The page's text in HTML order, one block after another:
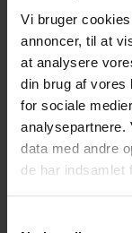
Vi bruger
annoncer, til at
at analysere
din brug af vores
for sociale
analysepartnere.
data med andre
de har indsamlet
I fredags havde
Meyer
Institut for
Kirstine er ved at
byggematerialer,
forbi os. Det
er, at det er
vækster – dvs.
Kirstine holdt et